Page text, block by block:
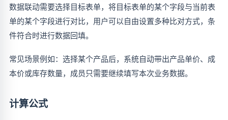
数据联动需要选择目标表单，将目标表单的某个字段与当前表
单的某个字段进行对比，用户可以自由设置多种比对方式，条
件符合时进行数据回填。
常见场景例如：选择某个产品后，系统自动带出产品单价、成
本价或库存数量，成员只需要继续填写本次业务数据。
计算公式